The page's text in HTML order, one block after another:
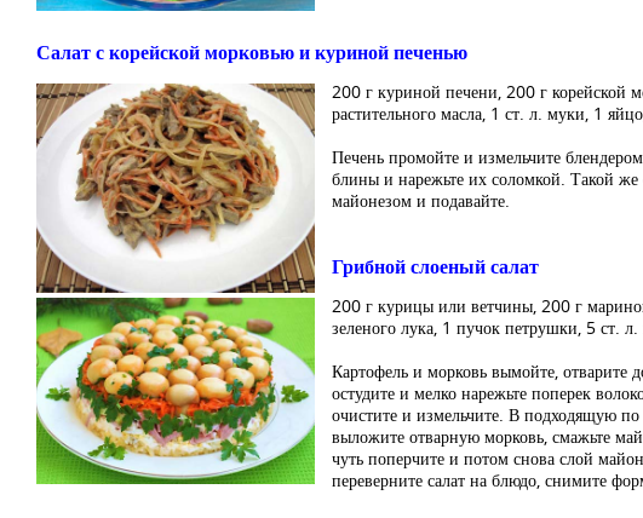
Салат с корейской морковью и куриной печенью
200 г куриной печени, 200 г корейской
растительного масла, 1 ст. л. муки, 1
Печень промойте и измельчите
блины и нарежьте их соломкой. Такой же
майонезом и подавайте.
Грибной слоеный салат
200 г курицы или ветчины, 200 г
зеленого лука, 1 пучок петрушки, 5 ст.
Картофель и морковь вымойте, отварите
остудите и мелко нарежьте поперек
очистите и измельчите. В подходящую
выложите отварную морковь, смажьте
чуть поперчите и потом снова слой
переверните салат на блюдо, снимите